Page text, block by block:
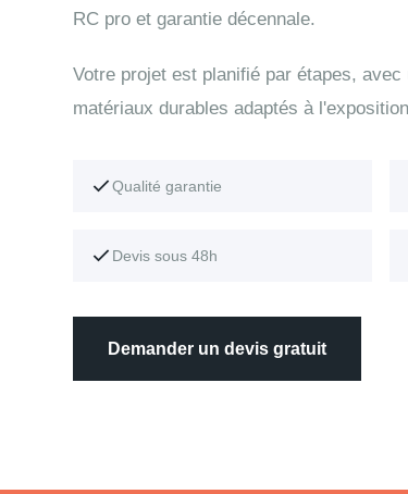
RC pro et garantie décennale.
Votre projet est planifié par étapes,
matériaux durables adaptés à
Qualité garantie
Devis sous 48h
Demander un devis gratuit